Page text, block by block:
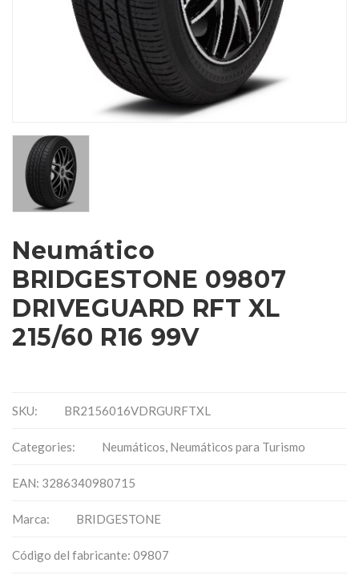
Neumático
BRIDGESTONE 09807
DRIVEGUARD RFT XL
215/60 R16 99V
SKU: BR2156016VDRGURFTXL
Categories: Neumáticos, Neumáticos para Turismo
EAN: 3286340980715
Marca: BRIDGESTONE
Código del fabricante: 09807